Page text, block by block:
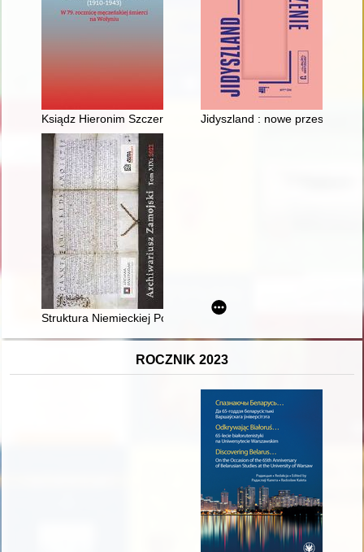
Ksiądz Hieronim Szczerbicki (1910-1943) : w 79. rocznicę
Jidyszland : nowe przestrzenie
Struktura Niemieckiej Poczty Wschód na Zamojszczyźnie w
ROCZNIK 2023